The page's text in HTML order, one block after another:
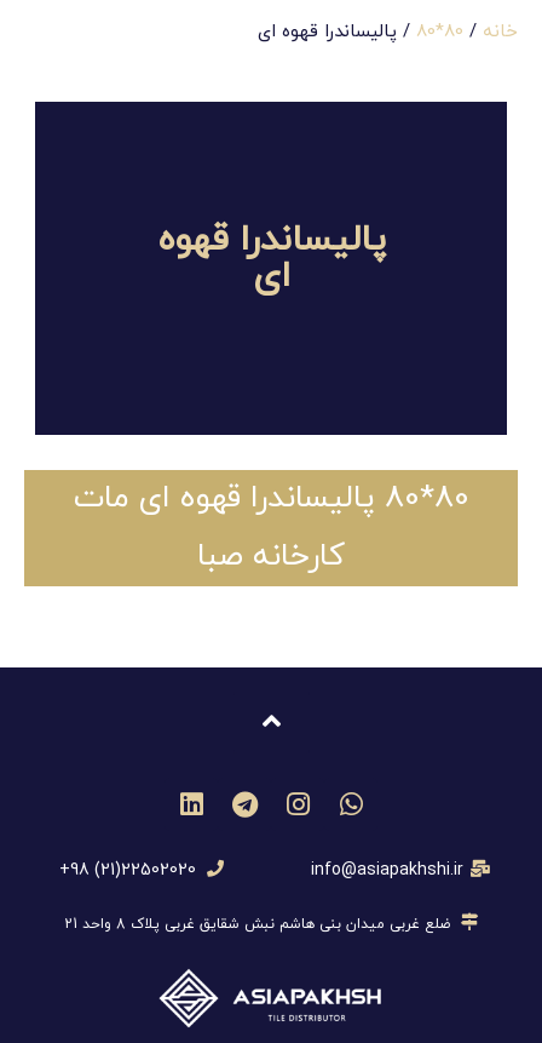
خانه /
80*80 / پالیساندرا قهوه ای
پالیساندرا قهوه
ای
80*80 پالیساندرا قهوه ای مات
کارخانه صبا
info@asiapakhshi.ir
22502020(21) 98+
ضلع غربی میدان بنی هاشم نبش شقایق غربی پلاک 8 واحد 21